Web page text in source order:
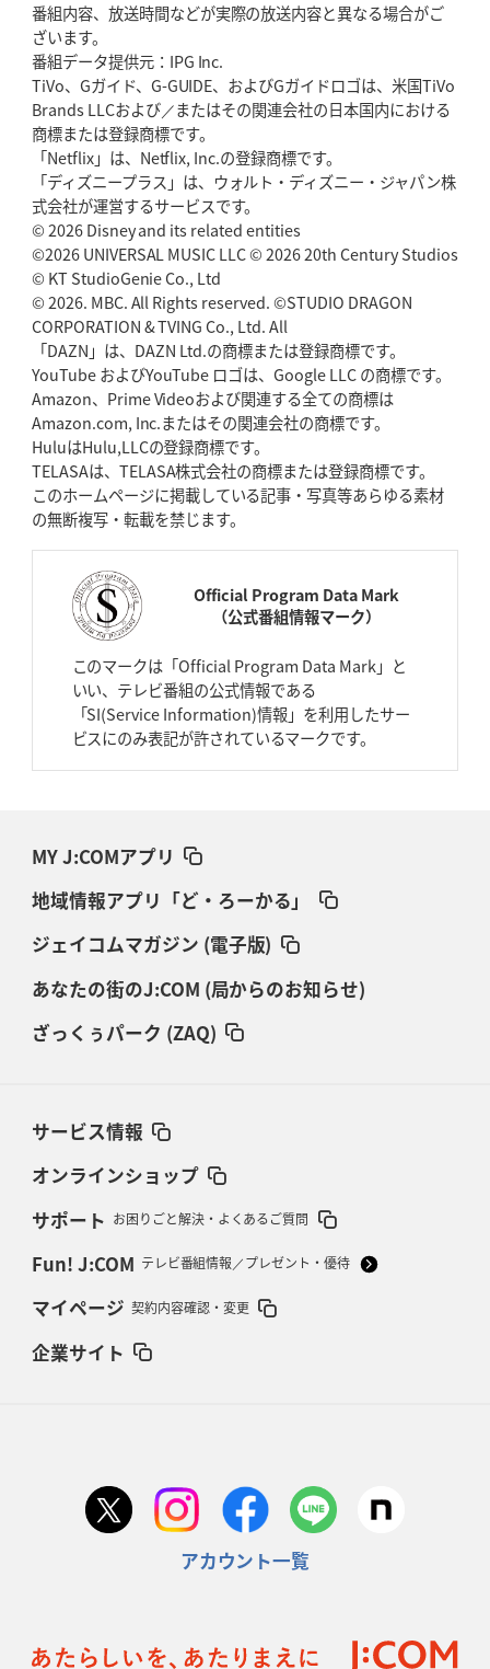
番組内容、放送時間などが実際の放送内容と異なる場合がご
ざいます。
番組データ提供元：IPG Inc.
TiVo、Gガイド、G-GUIDE、およびGガイドロゴは、米国TiVo
Brands LLCおよび／またはその関連会社の日本国内における
商標または登録商標です。
「Netflix」は、Netflix, Inc.の登録商標です。
「ディズニープラス」は、ウォルト・ディズニー・ジャパン株
式会社が運営するサービスです。
© 2026 Disney and its related entities
©2026 UNIVERSAL MUSIC LLC © 2026 20th Century Studios
© KT StudioGenie Co., Ltd
© 2026. MBC. All Rights reserved. ©STUDIO DRAGON
CORPORATION & TVING Co., Ltd. All
「DAZN」は、DAZN Ltd.の商標または登録商標です。
YouTube およびYouTube ロゴは、Google LLC の商標です。
Amazon、Prime Videoおよび関連する全ての商標は
Amazon.com, Inc.またはその関連会社の商標です。
HuluはHulu,LLCの登録商標です。
TELASAは、TELASA株式会社の商標または登録商標です。
このホームページに掲載している記事・写真等あらゆる素材
の無断複写・転載を禁じます。
Official Program Data Mark
（公式番組情報マーク）
このマークは「Official Program Data Mark」と
いい、テレビ番組の公式情報である
「SI(Service Information)情報」を利用したサー
ビスにのみ表記が許されているマークです。
MY J:COMアプリ
地域情報アプリ「ど・ろーかる」
ジェイコムマガジン (電子版)
あなたの街のJ:COM (局からのお知らせ)
ざっくぅパーク (ZAQ)
サービス情報
オンラインショップ
サポート お困りごと解決・よくあるご質問
Fun! J:COM テレビ番組情報／プレゼント・優待
マイページ 契約内容確認・変更
企業サイト
アカウント一覧